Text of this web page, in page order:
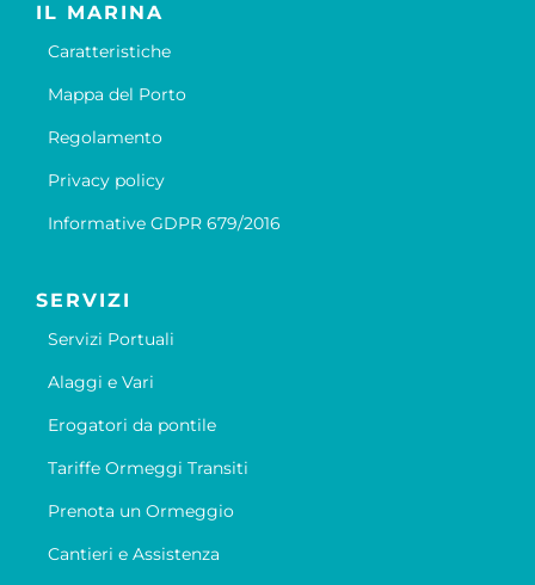
IL MARINA
Caratteristiche
Mappa del Porto
Regolamento
Privacy policy
Informative GDPR 679/2016
SERVIZI
Servizi Portuali
Alaggi e Vari
Erogatori da pontile
Tariffe Ormeggi Transiti
Prenota un Ormeggio
Cantieri e Assistenza